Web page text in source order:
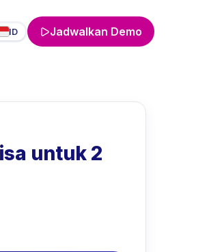
ID Jadwalkan Demo
untuk 2